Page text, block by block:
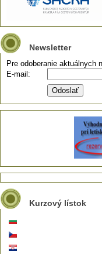
Newsletter
Pre odoberanie aktuálnych
E-mail:
Kurzový lístok